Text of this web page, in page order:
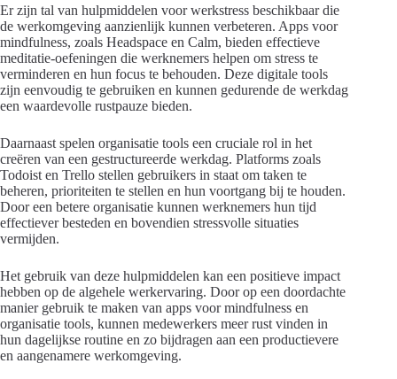
Er zijn tal van hulpmiddelen voor werkstress beschikbaar die
de werkomgeving aanzienlijk kunnen verbeteren. Apps voor
mindfulness, zoals Headspace en Calm, bieden effectieve
meditatie-oefeningen die werknemers helpen om stress te
verminderen en hun focus te behouden. Deze digitale tools
zijn eenvoudig te gebruiken en kunnen gedurende de werkdag
een waardevolle rustpauze bieden.
Daarnaast spelen organisatie tools een cruciale rol in het
creëren van een gestructureerde werkdag. Platforms zoals
Todoist en Trello stellen gebruikers in staat om taken te
beheren, prioriteiten te stellen en hun voortgang bij te houden.
Door een betere organisatie kunnen werknemers hun tijd
effectiever besteden en bovendien stressvolle situaties
vermijden.
Het gebruik van deze hulpmiddelen kan een positieve impact
hebben op de algehele werkervaring. Door op een doordachte
manier gebruik te maken van apps voor mindfulness en
organisatie tools, kunnen medewerkers meer rust vinden in
hun dagelijkse routine en zo bijdragen aan een productievere
en aangenamere werkomgeving.